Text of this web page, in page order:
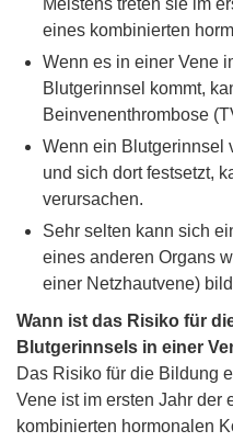
Meistens treten sie im
eines kombinierten
Wenn es in einer Vene
Blutgerinnsel kommt,
Beinvenenthrombose
Wenn ein Blutgerinnsel
und sich dort festsetzt,
verursachen.
Sehr selten kann sich
eines anderen Organs
einer Netzhautvene)
Wann ist das Risiko für
Blutgerinnsels in einer
Das Risiko für die Bildung
Vene ist im ersten Jahr der
kombinierten hormonalen